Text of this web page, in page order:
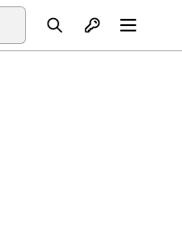
Otvori profil